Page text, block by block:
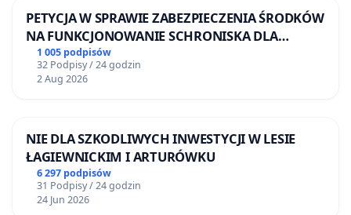
źródła jego zasilania,
stan techniczny infrastruktury odpowiedzialnej za
doprowadzanie wody,
wyniki prowadzonych kontroli i monitoringu,
plan działań naprawczych wraz z harmonogramem
realizacji.
PETYCJA W SPRAWIE ZABEZPIECZENIA ŚRODKÓW
NA FUNKCJONOWANIE SCHRONISKA DLA
BEZDOMNYCH ZWIERZĄT W SKARYSZEWIE
1 005 podpisów
32 Podpisy / 24 godzin
2 Aug 2026
NIE DLA SZKODLIWYCH INWESTYCJI W LESIE
ŁAGIEWNICKIM I ARTURÓWKU
6 297 podpisów
31 Podpisy / 24 godzin
24 Jun 2026